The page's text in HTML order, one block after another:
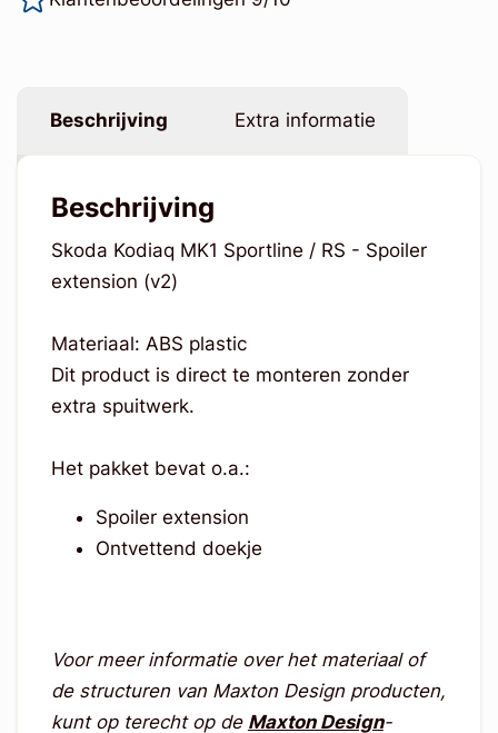
Beschrijving Extra informatie
Beschrijving
Skoda Kodiaq MK1 Sportline / RS - Spoiler
extension (v2)
Materiaal: ABS plastic
Dit product is direct te monteren zonder
extra spuitwerk.
Het pakket bevat o.a.:
Spoiler extension
Ontvettend doekje
Voor meer informatie over het materiaal of
de structuren van Maxton Design producten,
kunt op terecht op de Maxton Design-